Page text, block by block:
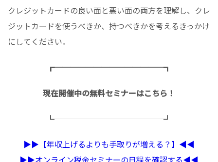
クレジットカードの良い面と悪い面の両方を理解し、クレ
ジットカードを使うべきか、持つべきかを考えるきっかけ
にしてください。
┏──────────────┓
現在開催中の無料セミナーはこちら！
┗──────────────┛
▶︎▶︎【年収上げるよりも手取りが増える？】◀︎◀︎